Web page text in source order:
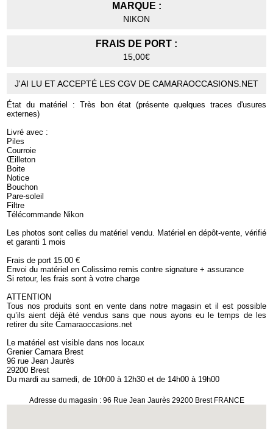
MARQUE :
NIKON
FRAIS DE PORT :
15,00€
J'AI LU ET ACCEPTÉ LES CGV DE CAMARAOCCASIONS.NET
État du matériel : Très bon état (présente quelques traces d'usures
externes)
Livré avec :
Piles
Courroie
Œilleton
Boite
Notice
Bouchon
Pare-soleil
Filtre
Télécommande Nikon
Les photos sont celles du matériel vendu. Matériel en dépôt-vente, vérifié
et garanti 1 mois
Frais de port 15.00 €
Envoi du matériel en Colissimo remis contre signature + assurance
Si retour, les frais sont à votre charge
ATTENTION
Tous nos produits sont en vente dans notre magasin et il est possible
qu’ils aient déjà été vendus sans que nous ayons eu le temps de les
retirer du site Camaraoccasions.net
Le matériel est visible dans nos locaux
Grenier Camara Brest
96 rue Jean Jaurès
29200 Brest
Du mardi au samedi, de 10h00 à 12h30 et de 14h00 à 19h00
Adresse du magasin : 96 Rue Jean Jaurès 29200 Brest FRANCE